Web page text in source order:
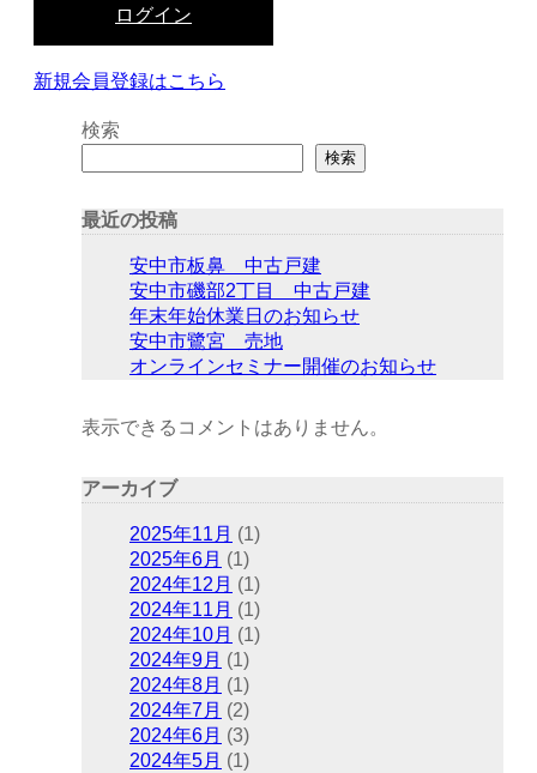
ログイン
新規会員登録はこちら
検索
検索
最近の投稿
安中市板鼻 中古戸建
安中市磯部2丁目 中古戸建
年末年始休業日のお知らせ
安中市鷺宮 売地
オンラインセミナー開催のお知らせ
表示できるコメントはありません。
アーカイブ
2025年11月 (1)
2025年6月 (1)
2024年12月 (1)
2024年11月 (1)
2024年10月 (1)
2024年9月 (1)
2024年8月 (1)
2024年7月 (2)
2024年6月 (3)
2024年5月 (1)